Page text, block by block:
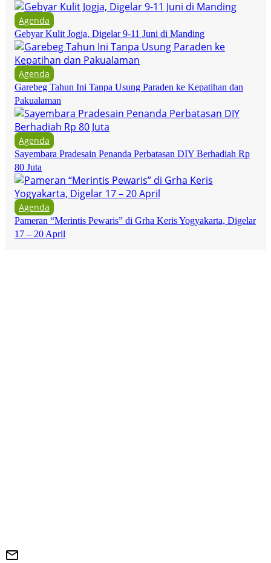
Agenda
Gebyar Kulit Jogja, Digelar 9-11 Juni di Manding
Agenda
Garebeg Tahun Ini Tanpa Usung Paraden ke Kepatihan dan
Pakualaman
Agenda
Sayembara Pradesain Penanda Perbatasan DIY Berhadiah Rp
80 Juta
Agenda
Pameran “Merintis Pewaris” di Grha Keris Yogyakarta, Digelar
17 – 20 April